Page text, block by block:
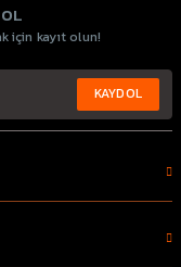
için kayıt olun!
KAYDOL